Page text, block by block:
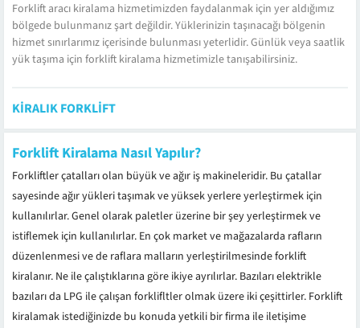
Forklift aracı kiralama hizmetimizden faydalanmak için yer aldığımız
bölgede bulunmanız şart değildir. Yüklerinizin taşınacağı bölgenin
hizmet sınırlarımız içerisinde bulunması yeterlidir. Günlük veya saatlik
yük taşıma için forklift kiralama hizmetimizle tanışabilirsiniz.
KIRALIK FORKLIFT
Forklift Kiralama Nasıl Yapılır?
Forkliftler çatalları olan büyük ve ağır iş makineleridir. Bu çatallar
sayesinde ağır yükleri taşımak ve yüksek yerlere yerleştirmek için
kullanılırlar. Genel olarak paletler üzerine bir şey yerleştirmek ve
istiflemek için kullanılırlar. En çok market ve mağazalarda rafların
düzenlenmesi ve de raflara malların yerleştirilmesinde forklift
kiralanır. Ne ile çalıştıklarına göre ikiye ayrılırlar. Bazıları elektrikle
bazıları da LPG ile çalışan forklifltler olmak üzere iki çeşittirler. Forklift
kiralamak istediğinizde bu konuda yetkili bir firma ile iletişime